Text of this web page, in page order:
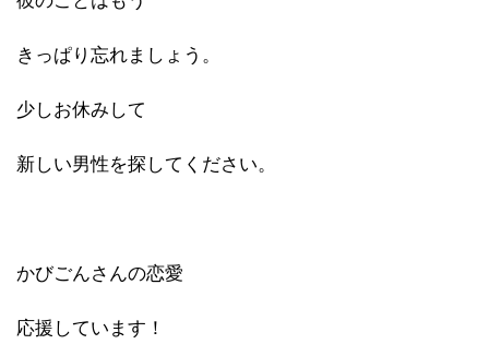
きっぱり忘れましょう。
少しお休みして
新しい男性を探してください。
かびごんさんの恋愛
応援しています！